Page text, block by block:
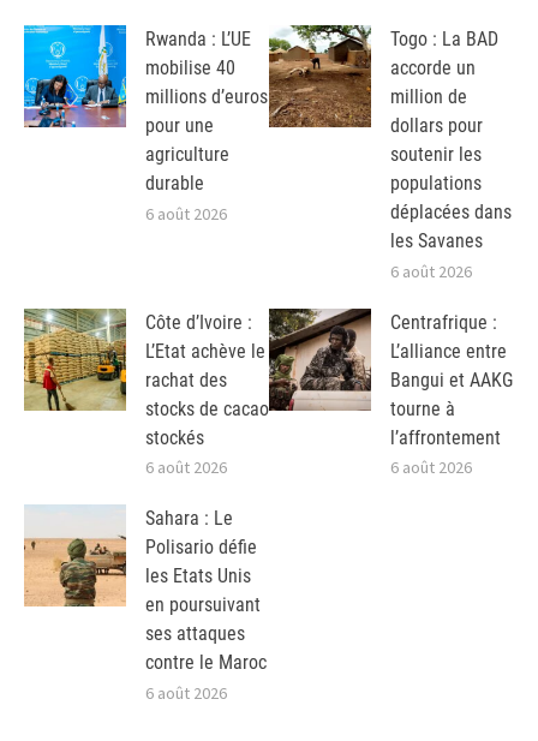
Rwanda : L’UE
mobilise 40
millions d’euros
pour une
agriculture
durable
6 août 2026
Togo : La BAD
accorde un
million de
dollars pour
soutenir les
populations
déplacées dans
les Savanes
6 août 2026
Côte d’Ivoire :
L’Etat achève le
rachat des
stocks de cacao
stockés
6 août 2026
Centrafrique :
L’alliance entre
Bangui et AAKG
tourne à
l’affrontement
6 août 2026
Sahara : Le
Polisario défie
les Etats Unis
en poursuivant
ses attaques
contre le Maroc
6 août 2026